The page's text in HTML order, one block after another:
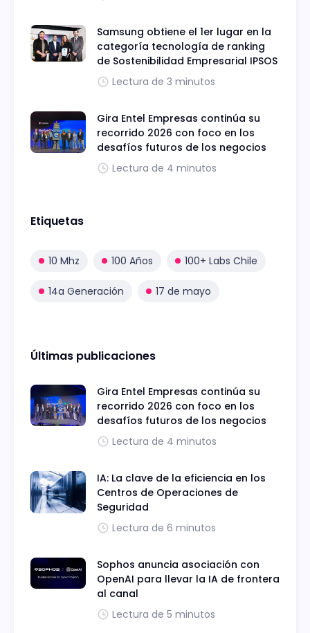
Samsung obtiene el 1er lugar en la
categoría tecnología de ranking
de Sostenibilidad Empresarial IPSOS
Lectura de 3 minutos
Gira Entel Empresas continúa su
recorrido 2026 con foco en los
desafíos futuros de los negocios
Lectura de 4 minutos
Etiquetas
10 Mhz 100 Años 100+ Labs Chile
14a Generación 17 de mayo
Últimas publicaciones
Gira Entel Empresas continúa su
recorrido 2026 con foco en los
desafíos futuros de los negocios
Lectura de 4 minutos
IA: La clave de la eficiencia en los
Centros de Operaciones de
Seguridad
Lectura de 6 minutos
Sophos anuncia asociación con
OpenAI para llevar la IA de frontera
al canal
Lectura de 5 minutos